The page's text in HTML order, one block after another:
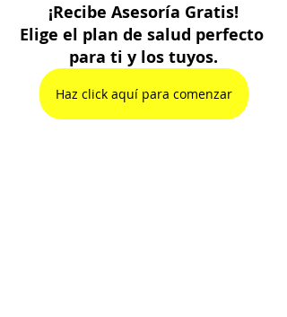
¡Recibe Asesoría Gratis!
Elige el plan de salud perfecto
para ti y los tuyos.
Haz click aquí para comenzar